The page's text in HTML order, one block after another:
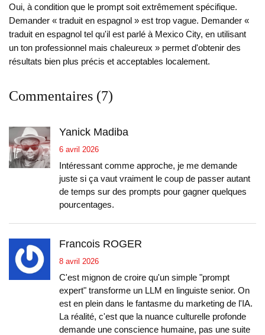
Oui, à condition que le prompt soit extrêmement spécifique.
Demander « traduit en espagnol » est trop vague. Demander «
traduit en espagnol tel qu'il est parlé à Mexico City, en utilisant
un ton professionnel mais chaleureux » permet d'obtenir des
résultats bien plus précis et acceptables localement.
Commentaires (7)
Yanick Madiba
6 avril 2026
Intéressant comme approche, je me demande
juste si ça vaut vraiment le coup de passer autant
de temps sur des prompts pour gagner quelques
pourcentages.
Francois ROGER
8 avril 2026
C'est mignon de croire qu'un simple "prompt
expert" transforme un LLM en linguiste senior. On
est en plein dans le fantasme du marketing de l'IA.
La réalité, c'est que la nuance culturelle profonde
demande une conscience humaine, pas une suite